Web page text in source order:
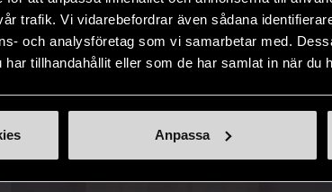
trafik. Vi vidarebefordrar även sådana
och analysföretag som vi samarbetar med.
har tillhandahållit eller som de har samlat in när du
Anpassa
Hitta produkter som påminner om